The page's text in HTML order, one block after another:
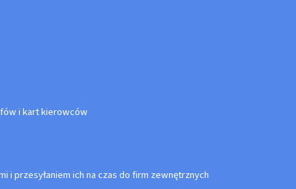
i kart kierowców
i przesyłaniem ich na czas do firm zewnętrznych